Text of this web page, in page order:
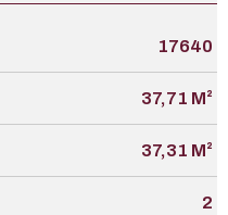
17640
37,71 M²
37,31 M²
2